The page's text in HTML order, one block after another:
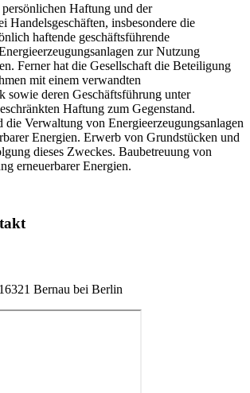
Haftung und der
Handelsgeschäften, insbesondere die
haftende geschäftsführende
zur Nutzung
Ferner hat die Gesellschaft die Beteiligung
mit einem verwandten
sowie deren Geschäftsführung unter
Haftung zum Gegenstand.
die Verwaltung von Energieerzeugungsanlagen
Energien. Erwerb von Grundstücken und
dieses Zweckes. Baubetreuung von
erneuerbarer Energien.
Bernau bei Berlin